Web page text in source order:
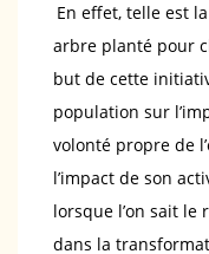
En effet, telle est
arbre planté pour
but de cette
population sur
volonté propre de
l’impact de son
lorsque l’on sait le
dans la